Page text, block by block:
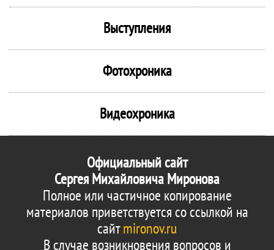
Выступления
Фотохроника
Видеохроника
Официальный сайт
Сергея Михайловича Миронова
Полное или частичное копирование
материалов приветствуется со ссылкой на
сайтmironov.ru
В случае возникновения вопросов и